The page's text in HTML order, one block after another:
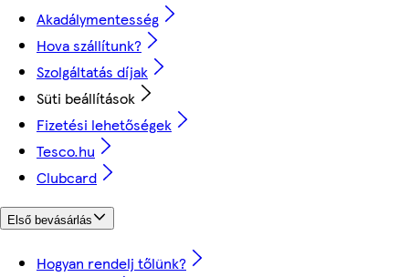
Akadálymentesség
Hova szállítunk?
Szolgáltatás díjak
Süti beállítások
Fizetési lehetőségek
Tesco.hu
Clubcard
Első bevásárlás
Hogyan rendelj tőlünk?